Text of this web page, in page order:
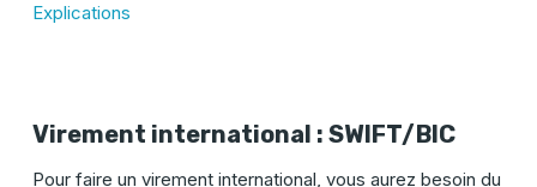
Explications
Virement international : SWIFT/BIC
Pour faire un virement international, vous aurez besoin du